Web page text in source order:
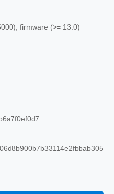
firmware (>= 13.0)